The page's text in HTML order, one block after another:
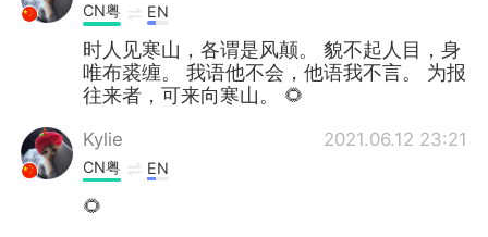
CN粤 EN
时人见寒山，各谓是风颠。 貌不起人目，身
唯布裘缠。 我语他不会，他语我不言。 为报
往来者，可来向寒山。 🌻
Kylie 2021.06.12 23:21
CN粤 EN
🌻